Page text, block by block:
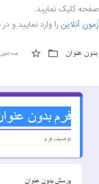
کلیک نمایید.
آنلاینرا وارد نمایید